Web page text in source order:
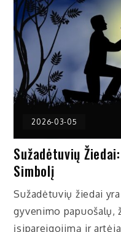
2026-03-05
Sužadėtuvių
Simbolį
Sužadėtuvių žiedai
gyvenimo papuošalų,
įsipareigojimą ir